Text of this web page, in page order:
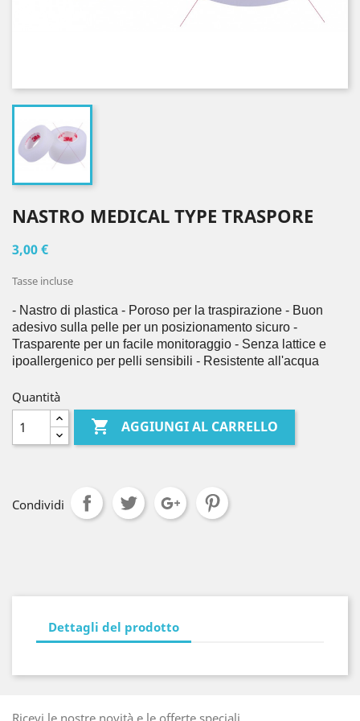
NASTRO MEDICAL TYPE TRASPORE
3,00 €
Tasse incluse
- Nastro di plastica - Poroso per la traspirazione - Buon
adesivo sulla pelle per un posizionamento sicuro -
Trasparente per un facile monitoraggio - Senza lattice e
ipoallergenico per pelli sensibili - Resistente all'acqua
Quantità
 AGGIUNGI AL CARRELLO
Condividi
Dettagli del prodotto
Ricevi le nostre novità e le offerte speciali